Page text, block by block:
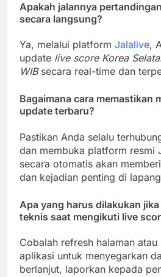
Apakah jalannya
secara langsung?
Ya, melalui platform Jalalive,
update live score Korea
WIBsecara real-time dan
Bagaimana cara memastikan
update terbaru?
Pastikan Anda selalu
dan membuka platform resmi
secara otomatis akan
dan kejadian penting di
Apa yang harus dilakukan
teknis saat mengikuti live
Cobalah refresh halaman atau
aplikasi untuk menyegarkan
berlanjut, laporkan kepada